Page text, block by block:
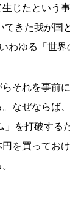
じたという
きた我が国
わゆる「世
それを事前
なぜならば
を打破する
を買ってお